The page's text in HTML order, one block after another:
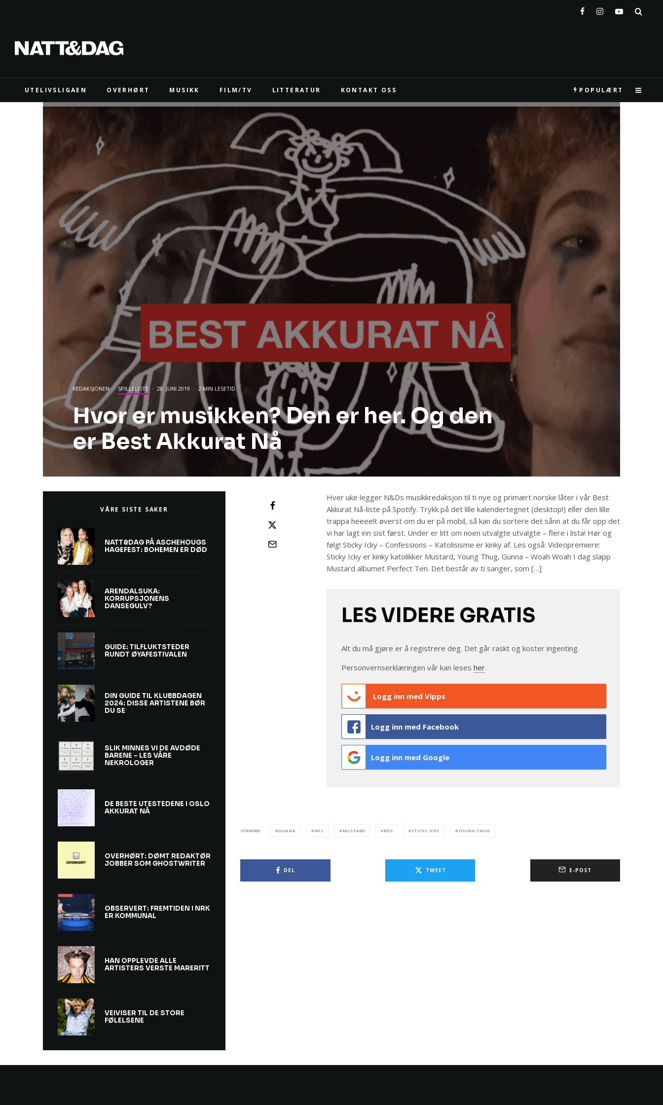
UTELIVSLIGAEN OVERHØRT MUSIKK FILM/TV LITTERATUR KONTAKT OSS POPULÆRT
REDAKSJONEN · SPILLELISTE · 28. JUNI 2019 · 2 MIN LESETID
Hvor er musikken? Den er her. Og den
er Best Akkurat Nå
Hver uke legger N&Ds musikkredaksjon til ti nye og primært norske låter i vår Best
Akkurat Nå-liste på Spotify. Trykk på det lille kalendertegnet (desktop!) eller den lille
trappa heeeelt øverst om du er på mobil, så kan du sortere det sånn at du får opp det
vi har lagt inn sist først. Under er litt om noen utvalgte utvalgte – flere i lista! Hør og
følg! Sticky Icky – Confessions – Katolisisme er kinky af. Les også: Videopremiere:
Sticky Icky er kinky katolikker Mustard, Young Thug, Gunna – Woah Woah I dag slapp
Mustard albumet Perfect Ten. Det består av ti sanger, som […]
LES VIDERE GRATIS
Alt du må gjøre er å registrere deg. Det går raskt og koster ingenting.
Personvernserklæringen vår kan leses her.
Logg inn med Vipps
Logg inn med Facebook
Logg inn med Google
STIKKORD GUNNA IRIS MUSTARD ROS STICKY ICKY YOUNG THUG
DEL TWEET E-POST
VÅRE SISTE SAKER
NATT&DAG PÅ ASCHEHOUGS
HAGEFEST: BOHEMEN ER DØD
ARENDALSUKA:
KORRUPSJONENS
DANSEGULV?
GUIDE: TILFLUKTSTEDER
RUNDT ØYAFESTIVALEN
DIN GUIDE TIL KLUBBDAGEN
2024: DISSE ARTISTENE BØR
DU SE
SLIK MINNES VI DE AVDØDE
BARENE – LES VÅRE
NEKROLOGER
DE BESTE UTESTEDENE I OSLO
AKKURAT NÅ
OVERHØRT: DØMT REDAKTØR
JOBBER SOM GHOSTWRITER
OBSERVERT: FREMTIDEN I NRK
ER KOMMUNAL
HAN OPPLEVDE ALLE
ARTISTERS VERSTE MARERITT
VEIVISER TIL DE STORE
FØLELSENE